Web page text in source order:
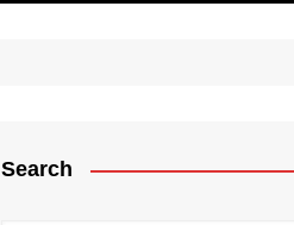
Search